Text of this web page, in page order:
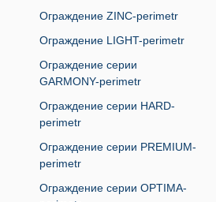
Ограждение ZINC-perimetr
Ограждение LIGHT-perimetr
Ограждение серии
GARMONY-perimetr
Ограждение серии HARD-
perimetr
Ограждение серии PREMIUM-
perimetr
Ограждение серии OPTIMA-